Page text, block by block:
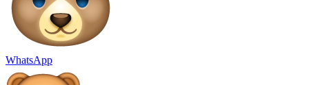
WhatsApp